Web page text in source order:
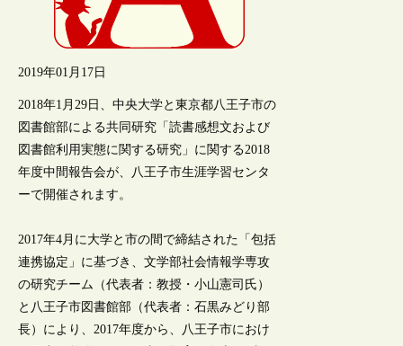
2019年01月17日
2018年1月29日、中央大学と東京都八王子市の
図書館部による共同研究「読書感想文および
図書館利用実態に関する研究」に関する2018
年度中間報告会が、八王子市生涯学習センタ
ーで開催されます。
2017年4月に大学と市の間で締結された「包括
連携協定」に基づき、文学部社会情報学専攻
の研究チーム（代表者：教授・小山憲司氏）
と八王子市図書館部（代表者：石黒みどり部
長）により、2017年度から、八王子市におけ